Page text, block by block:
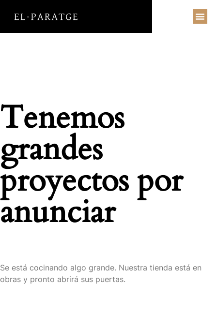
Tenemos
grandes
proyectos por
anunciar
Se está cocinando algo grande. Nuestra tienda está en
obras y pronto abrirá sus puertas.